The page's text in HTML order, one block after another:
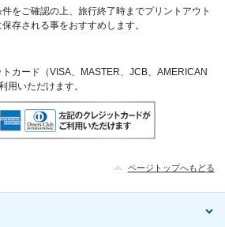
をご確認の上、旅行終了時までプリントアウト
存される事をおすすめします。
カード（VISA、MASTER、JCB、AMERICAN
用いただけます。
ページトップへもどる